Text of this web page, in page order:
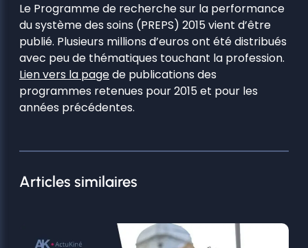
Le Programme de recherche sur la performance
du système des soins (PREPS) 2015 vient d’être
publié. Plusieurs millions d’euros ont été distribués
avec peu de thématiques touchant la profession.
Lien vers la pagede publications des
programmes retenues pour 2015 et pour les
années précédentes.
Articles similaires